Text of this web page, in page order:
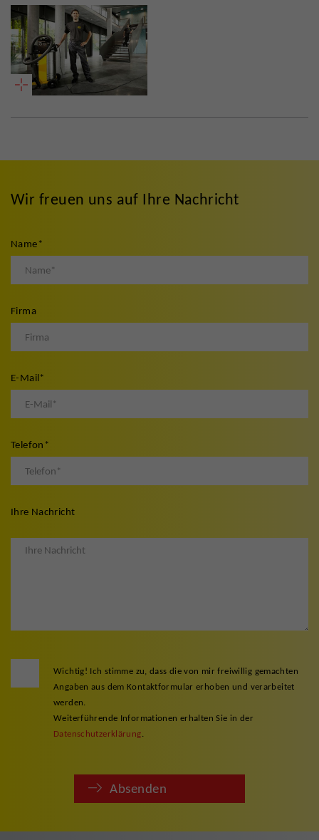
Wir freuen uns auf Ihre Nachricht
Name*
Firma
E-Mail*
Telefon *
Ihre Nachricht
Wichtig! Ich stimme zu, dass die von mir freiwillig gemachten
Angaben aus dem Kontaktformular erhoben und verarbeitet
werden.
Weiterführende Informationen erhalten Sie in der
Datenschutzerklärung
Absenden